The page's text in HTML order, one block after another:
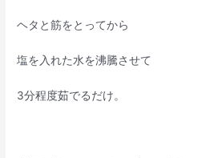
ヘタと筋をとってから
塩を入れた水を沸騰させて
3分程度茹でるだけ。